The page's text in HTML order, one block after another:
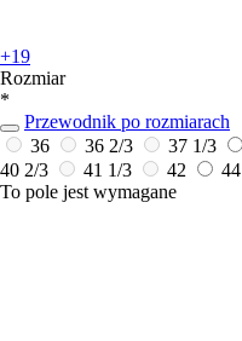
+19
Rozmiar
*
Przewodnik po rozmiarach
36
36 2/3 37 1/3
40 2/3
41 1/3 42
44
To pole jest wymagane